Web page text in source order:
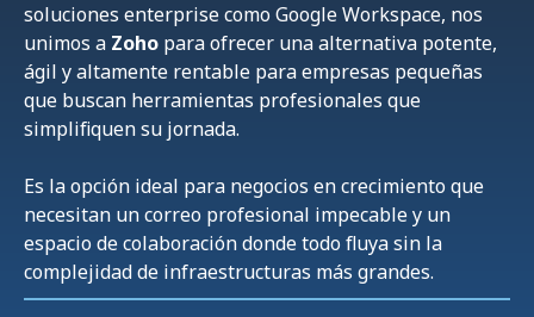
soluciones enterprise como Google Workspace, nos
unimos a Zoho para ofrecer una alternativa potente,
ágil y altamente rentable para empresas pequeñas
que buscan herramientas profesionales que
simplifiquen su jornada.
Es la opción ideal para negocios en crecimiento que
necesitan un correo profesional impecable y un
espacio de colaboración donde todo fluya sin la
complejidad de infraestructuras más grandes.